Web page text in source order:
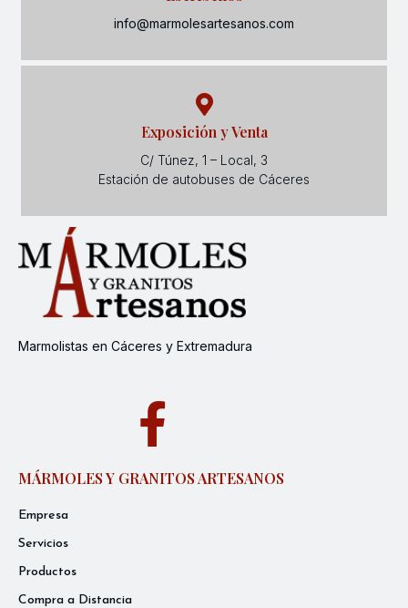
info@marmolesartesanos.com
Exposición y Venta
C/ Túnez, 1 – Local, 3
Estación de autobuses de Cáceres
Marmolistas en Cáceres y Extremadura
MÁRMOLES Y GRANITOS ARTESANOS
Empresa
Servicios
Productos
Compra a Distancia